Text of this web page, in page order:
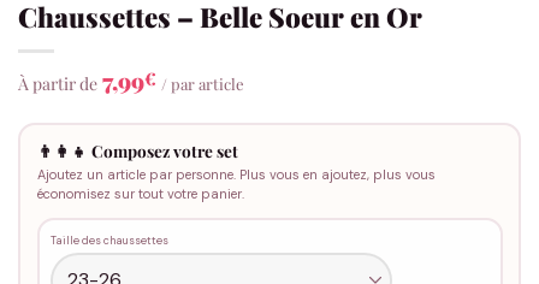
Chaussettes – Belle Soeur en Or
À partir de 7,99€ / par article
👨‍👩‍👧 Composez votre set
Ajoutez un article par personne. Plus vous en ajoutez, plus vous
économisez sur tout votre panier.
Taille des chaussettes